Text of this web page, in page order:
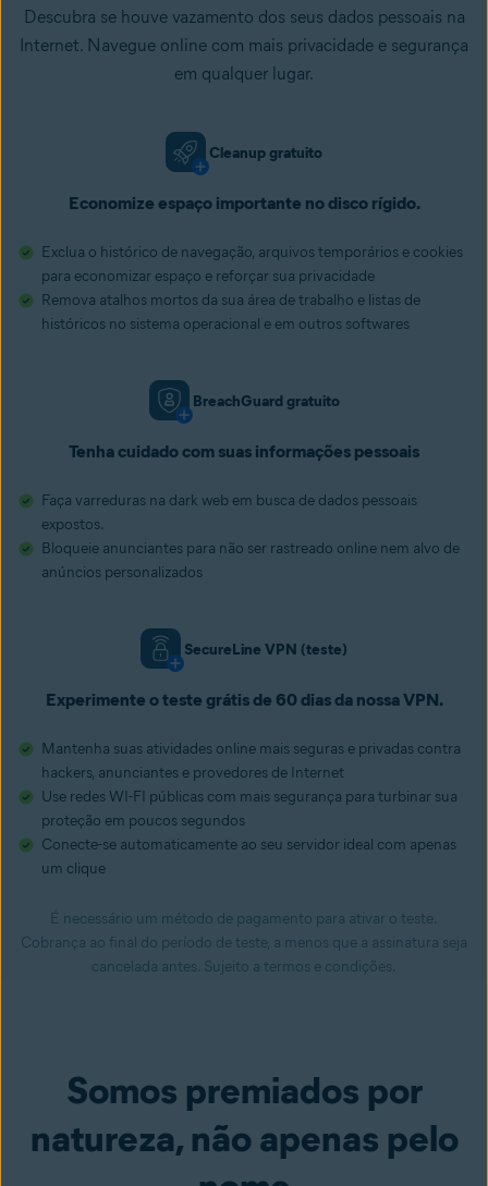
Descubra se houve vazamento dos seus dados pessoais na
Internet. Navegue online com mais privacidade e segurança
em qualquer lugar.
Cleanup gratuito
Economize espaço importante no disco rígido.
Exclua o histórico de navegação, arquivos temporários e cookies
para economizar espaço e reforçar sua privacidade
Remova atalhos mortos da sua área de trabalho e listas de
históricos no sistema operacional e em outros softwares
BreachGuard gratuito
Tenha cuidado com suas informações pessoais
Faça varreduras na dark web em busca de dados pessoais
expostos.
Bloqueie anunciantes para não ser rastreado online nem alvo de
anúncios personalizados
SecureLine VPN (teste)
Experimente o teste grátis de 60 dias da nossa VPN.
Mantenha suas atividades online mais seguras e privadas contra
hackers, anunciantes e provedores de Internet
Use redes WI-FI públicas com mais segurança para turbinar sua
proteção em poucos segundos
Conecte-se automaticamente ao seu servidor ideal com apenas
um clique
É necessário um método de pagamento para ativar o teste.
Cobrança ao final do período de teste, a menos que a assinatura seja
cancelada antes. Sujeito a termos e condições.
Somos premiados por
natureza, não apenas pelo